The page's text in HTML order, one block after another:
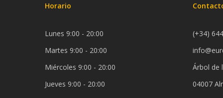
Horario
Lunes 9:00 - 20:00
Martes 9:00 - 20:00
Miércoles 9:00 - 20:00
Jueves 9:00 - 20:00
(+34)
Árbol de
04007